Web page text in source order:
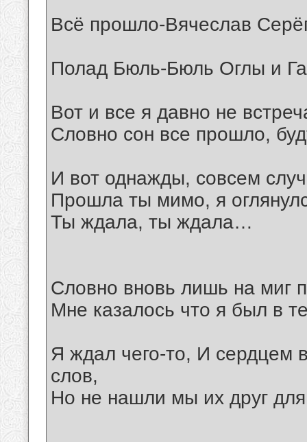
Всё прошло-Вячеслав
Полад Бюль-Бюль Оглы и
Вот и все я давно не
Словно сон все прошло,
И вот однажды, совсем
Прошла ты мимо, я
Ты ждала, ты ждала…
Словно вновь лишь на миг
Мне казалось что я был в
Я ждал чего-то, И сердцем
слов,
Но не нашли мы их друг